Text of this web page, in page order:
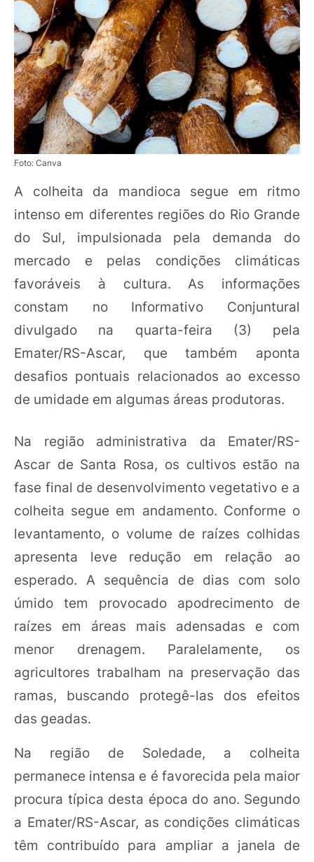
Foto: Canva
A colheita da mandioca segue em ritmo
intenso em diferentes regiões do Rio Grande
do Sul, impulsionada pela demanda do
mercado e pelas condições climáticas
favoráveis à cultura. As informações
constam no Informativo Conjuntural
divulgado na quarta-feira (3) pela
Emater/RS-Ascar, que também aponta
desafios pontuais relacionados ao excesso
de umidade em algumas áreas produtoras.
Na região administrativa da Emater/RS-
Ascar de Santa Rosa, os cultivos estão na
fase final de desenvolvimento vegetativo e a
colheita segue em andamento. Conforme o
levantamento, o volume de raízes colhidas
apresenta leve redução em relação ao
esperado. A sequência de dias com solo
úmido tem provocado apodrecimento de
raízes em áreas mais adensadas e com
menor drenagem. Paralelamente, os
agricultores trabalham na preservação das
ramas, buscando protegê-las dos efeitos
das geadas.
Na região de Soledade, a colheita
permanece intensa e é favorecida pela maior
procura típica desta época do ano. Segundo
a Emater/RS-Ascar, as condições climáticas
têm contribuído para ampliar a janela de